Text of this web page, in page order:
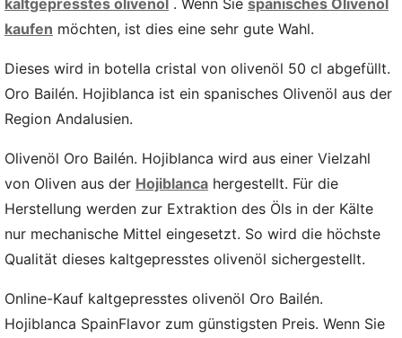
kaufen möchten, ist dies eine sehr gute Wahl.
Dieses wird in botella cristal von olivenöl 50 cl abgefüllt.
Oro Bailén. Hojiblanca ist ein spanisches Olivenöl aus der
Region Andalusien.
Olivenöl Oro Bailén. Hojiblanca wird aus einer Vielzahl
von Oliven aus der Hojiblanca hergestellt. Für die
Herstellung werden zur Extraktion des Öls in der Kälte
nur mechanische Mittel eingesetzt. So wird die höchste
Qualität dieses kaltgepresstes olivenöl sichergestellt.
Online-Kauf kaltgepresstes olivenöl Oro Bailén.
Hojiblanca SpainFlavor zum günstigsten Preis. Wenn Sie